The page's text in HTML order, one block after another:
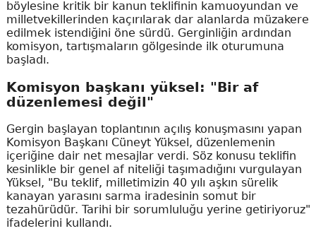
böylesine kritik bir kanun teklifinin kamuoyundan ve
milletvekillerinden kaçırılarak dar alanlarda müzakere
edilmek istendiğini öne sürdü. Gerginliğin ardından
komisyon, tartışmaların gölgesinde ilk oturumuna
başladı.
Komisyon başkanı yüksel: "Bir af
düzenlemesi değil"
Gergin başlayan toplantının açılış konuşmasını yapan
Komisyon Başkanı Cüneyt Yüksel, düzenlemenin
içeriğine dair net mesajlar verdi. Söz konusu teklifin
kesinlikle bir genel af niteliği taşımadığını vurgulayan
Yüksel, "Bu teklif, milletimizin 40 yılı aşkın sürelik
kanayan yarasını sarma iradesinin somut bir
tezahürüdür. Tarihi bir sorumluluğu yerine getiriyoruz"
ifadelerini kullandı.